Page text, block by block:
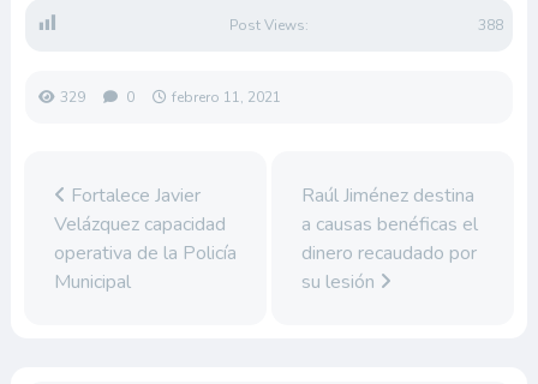
Post Views: 388
329 0 febrero 11, 2021
Fortalece Javier
Velázquez capacidad
operativa de la Policía
Municipal
Raúl Jiménez destina
a causas benéficas el
dinero recaudado por
su lesión